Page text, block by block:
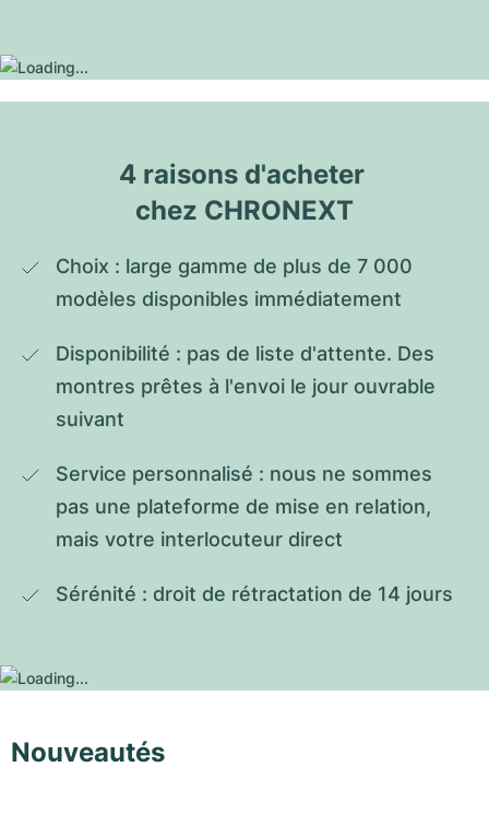
4 raisons d'acheter
chez CHRONEXT
Choix : large gamme de plus de 7 000
modèles disponibles immédiatement
Disponibilité : pas de liste d'attente. Des
montres prêtes à l'envoi le jour ouvrable
suivant
Service personnalisé : nous ne sommes
pas une plateforme de mise en relation,
mais votre interlocuteur direct
Sérénité : droit de rétractation de 14 jours
Nouveautés